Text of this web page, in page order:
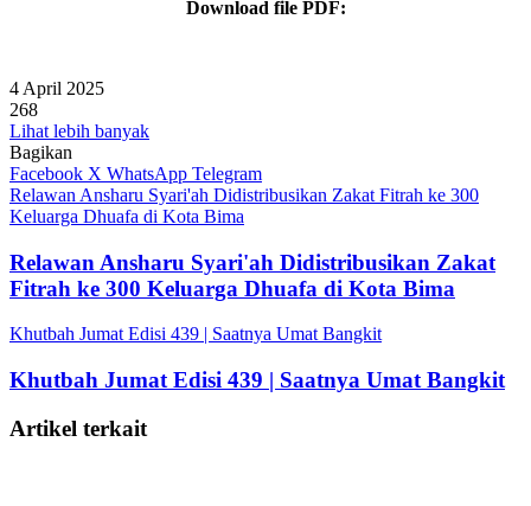
Download file PDF:
4 April 2025
268
Lihat lebih banyak
Bagikan
Facebook X WhatsApp Telegram
Relawan Ansharu Syari'ah Didistribusikan Zakat Fitrah ke 300
Keluarga Dhuafa di Kota Bima
Relawan Ansharu Syari'ah Didistribusikan Zakat
Fitrah ke 300 Keluarga Dhuafa di Kota Bima
Khutbah Jumat Edisi 439 | Saatnya Umat Bangkit
Khutbah Jumat Edisi 439 | Saatnya Umat Bangkit
Artikel terkait